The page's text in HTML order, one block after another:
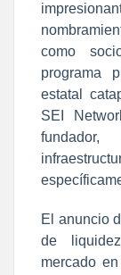
como
programa
estatal
SEI
El anuncio
de
mercado